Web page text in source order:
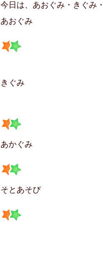
今日は、あおぐみ・きぐみ
あおぐみ
きぐみ
あかぐみ
そとあそび